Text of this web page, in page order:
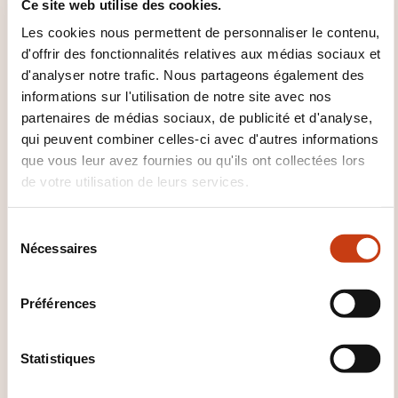
Ce site web utilise des cookies.
Les cookies nous permettent de personnaliser le contenu,
d'offrir des fonctionnalités relatives aux médias sociaux et
d'analyser notre trafic. Nous partageons également des
informations sur l'utilisation de notre site avec nos
partenaires de médias sociaux, de publicité et d'analyse,
qui peuvent combiner celles-ci avec d'autres informations
que vous leur avez fournies ou qu'ils ont collectées lors
de votre utilisation de leurs services.
Nécessaires
Préférences
Statistiques
En savoir plus sur l’organisme de
formation: Ministère de l'Éducation
nationale, de l'Enfance et de la
Jeunesse
VOUS INTÉRESSER
FR